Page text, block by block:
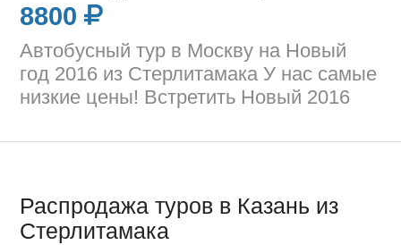
8800
Автобусный тур в Москву на Новый
год 2016 из Стерлитамака У нас самые
низкие цены! Встретить Новый 2016
Распродажа туров в Казань из
Стерлитамака